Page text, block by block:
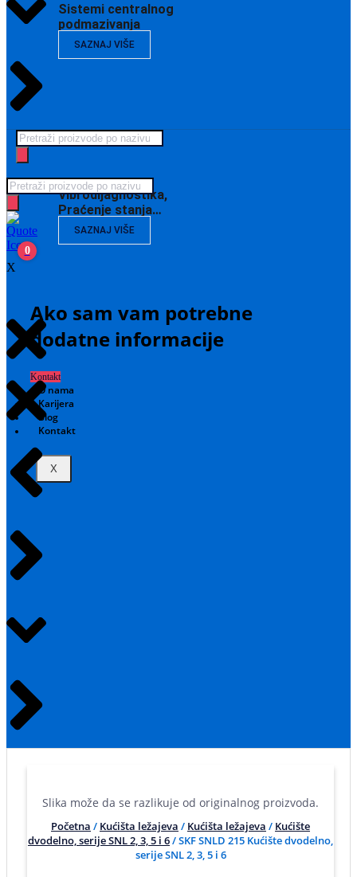
Sistemi centralnog
podmazivanja
SAZNAJ VIŠE
Vibrodijagnostika,
Praćenje stanja…
SAZNAJ VIŠE
Ako sam vam potrebne
dodatne informacije
Kontakt
O nama
Karijera
Blog
Kontakt
X
Products
search
Products
search
0
X
Slika može da se razlikuje od originalnog proizvoda.
Početna / Kućišta ležajeva / Kućišta ležajeva / Kućište
dvodelno, serije SNL 2, 3, 5 i 6/ SKF SNLD 215 Kućište dvodelno,
serije SNL 2, 3, 5 i 6